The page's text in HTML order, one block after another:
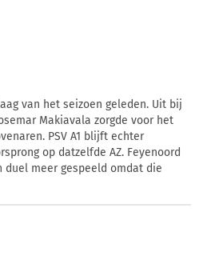
van het seizoen geleden. Uit bij
Makiavala zorgde voor het
PSV A1 blijft echter
op datzelfde AZ. Feyenoord
meer gespeeld omdat die